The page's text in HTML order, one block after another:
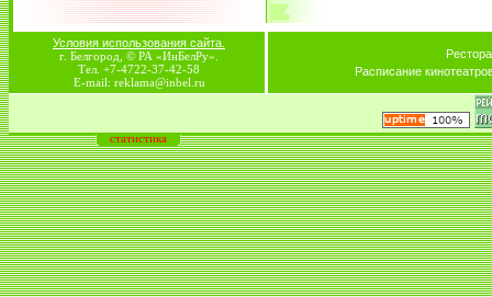
Условия использования сайта.
г. Белгород, © РА «ИнБелРу».
Тел. +7-4722-37-42-58
E-mail: reklama@inbel.ru
Расписание
статистика